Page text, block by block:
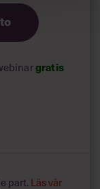
gratis
part. Läs vår